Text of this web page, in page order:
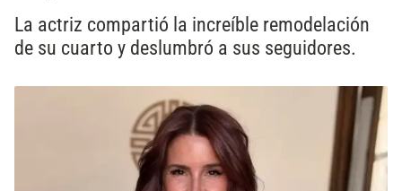
La actriz compartió la increíble remodelación
de su cuarto y deslumbró a sus seguidores.